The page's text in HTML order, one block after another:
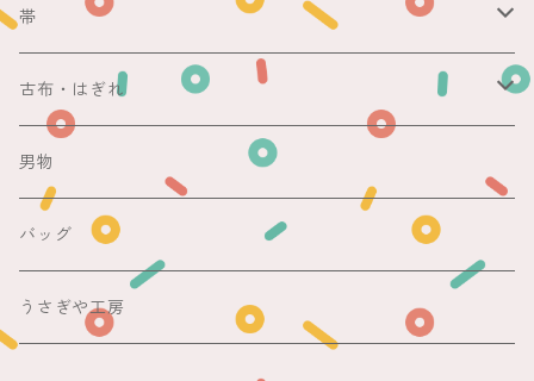
マスキングテープ
防虫香
銘仙
紬
単衣
銘仙
紬
夏
浴衣
夏着物
銘仙
その他
帯
名古屋帯
袋帯
昼夜帯
夏帯
古布・はぎれ
切売り
銘仙
銘仙集め
木綿・麻
男物
バッグ
うさぎや工房